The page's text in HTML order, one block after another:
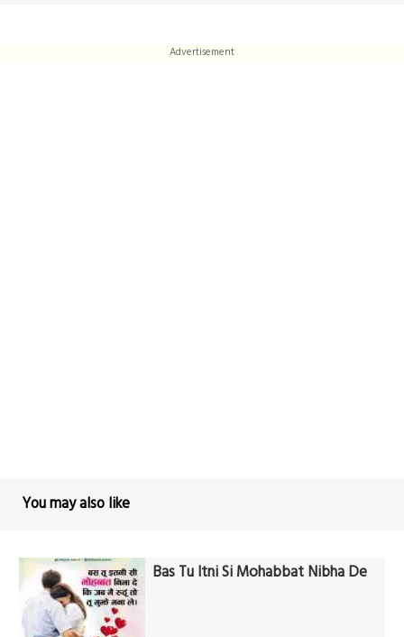
Advertisement
You may also like
Bas Tu Itni Si Mohabbat Nibha De